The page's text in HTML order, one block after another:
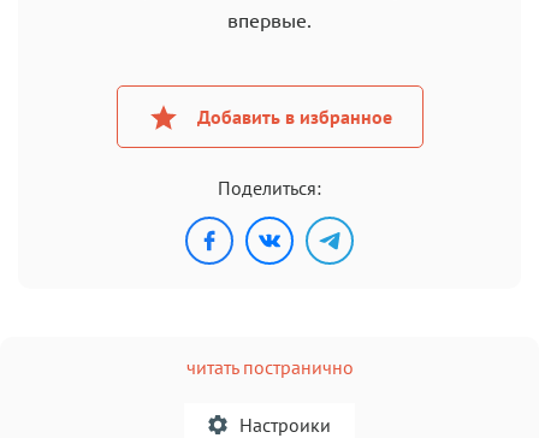
впервые.
Добавить в избранное
Поделиться:
читать постранично
Настроики